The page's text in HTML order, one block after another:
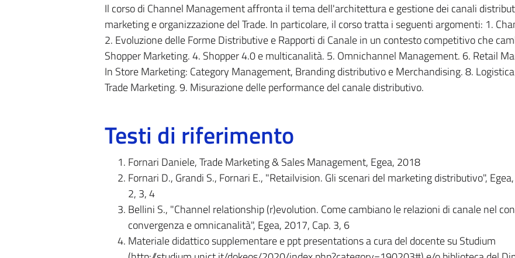
Il corso di Channel Management affronta il tema dell'architettura e gestione dei canali
marketing e organizzazione del Trade. In particolare, il corso tratta i seguenti argomenti: 1.
2. Evoluzione delle Forme Distributive e Rapporti di Canale in un contesto competitivo che
Shopper Marketing. 4. Shopper 4.0 e multicanalità. 5. Omnichannel Management. 6. Retail
In Store Marketing: Category Management, Branding distributivo e Merchandising. 8.
Trade Marketing. 9. Misurazione delle performance del canale distributivo.
Testi di riferimento
Fornari Daniele, Trade Marketing & Sales Management, Egea, 2018
Fornari D., Grandi S., Fornari E., "Retailvision. Gli scenari del marketing distributivo",
2, 3, 4
Bellini S., "Channel relationship (r)evolution. Come cambiano le relazioni di canale nel
convergenza e omnicanalità", Egea, 2017, Cap. 3, 6
Materiale didattico supplementare e ppt presentations a cura del docente su Studium